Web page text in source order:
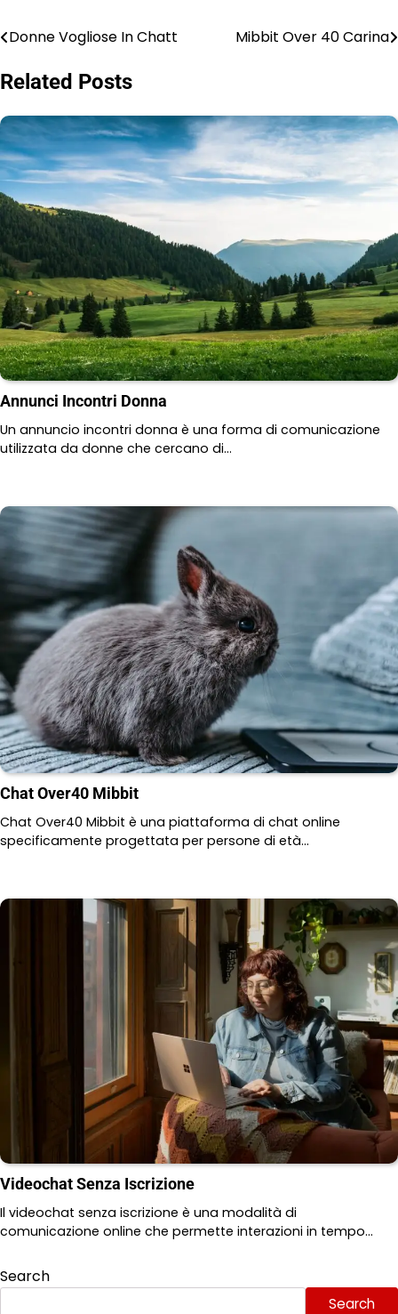
Post
navigation
Donne Vogliose In Chatt Mibbit Over 40 Carina
Related Posts
Annunci Incontri Donna
Un annuncio incontri donna è una forma di comunicazione
utilizzata da donne che cercano di…
Chat Over40 Mibbit
Chat Over40 Mibbit è una piattaforma di chat online
specificamente progettata per persone di età…
Videochat Senza Iscrizione
Il videochat senza iscrizione è una modalità di
comunicazione online che permette interazioni in tempo…
Search
Search